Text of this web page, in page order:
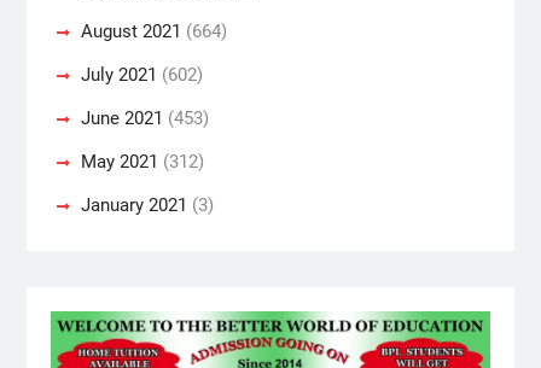
August 2021 (664)
July 2021 (602)
June 2021 (453)
May 2021 (312)
January 2021 (3)